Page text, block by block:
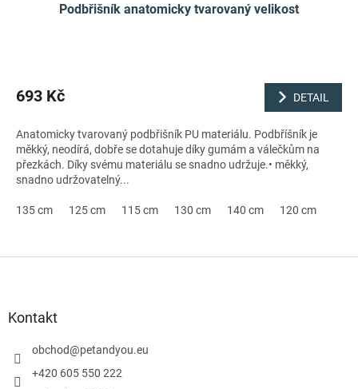
Podbřišník anatomicky tvarovaný velikost
693 Kč DETAIL
Anatomicky tvarovaný podbřišník PU materiálu. Podbříšník je
měkký, neodírá, dobře se dotahuje díky gumám a válečkům na
přezkách. Díky svému materiálu se snadno udržuje.• měkký,
snadno udržovatelný...
135 cm 125 cm 115 cm 130 cm 140 cm 120 cm
Kontakt
obchod@petandyou.eu
+420 605 550 222